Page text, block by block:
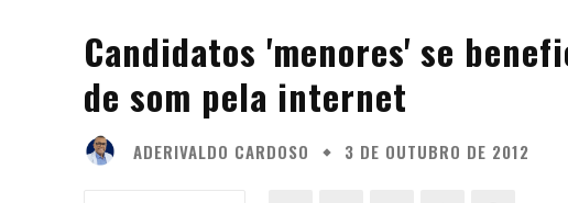
Candidatos 'menores' se
de som pela internet
ADERIVALDO CARDOSO 3 DE OUTUBRO DE 2012